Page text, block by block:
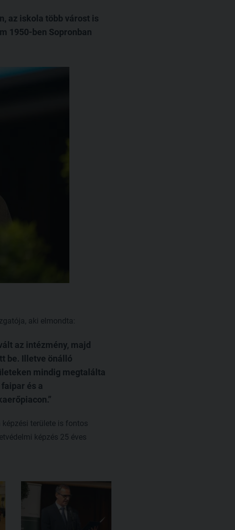
az iskola több várost is
1950-ben Sopronban
aki elmondta:
az intézmény, majd
be. Illetve önálló
mindig megtalálta
és a
területe is fontos
képzés 25 éves